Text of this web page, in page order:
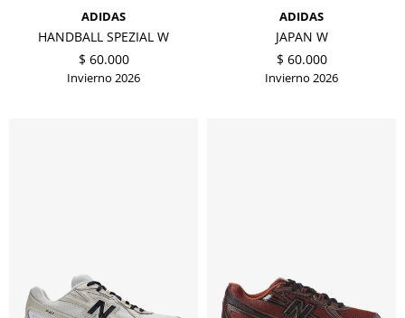
ADIDAS
HANDBALL SPEZIAL W
$ 60.000
Invierno 2026
ADIDAS
JAPAN W
$ 60.000
Invierno 2026